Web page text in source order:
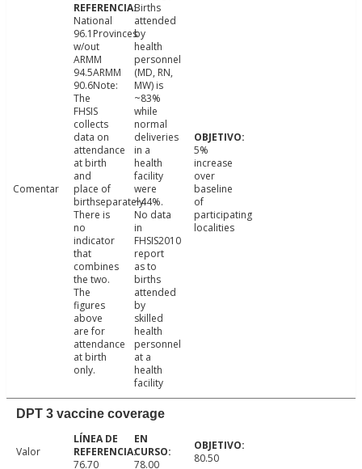
Comentar
National
96.1Provinces
w/out
ARMM
94.5ARMM
90.6Note:
The
FHSIS
collects
data on
attendance
at birth
and
place of
birthseparately.
There is
no
indicator
that
combines
the two.
The
figures
above
are for
attendance
at birth
only.
Births
attended
by
health
personnel
(MD, RN,
MW) is
~83%
while
normal
deliveries
in a
health
facility
were
~44%.
No data
in
FHSIS2010
report
as to
births
attended
by
skilled
health
personnel
at a
health
facility
5%
increase
over
baseline
of
participating
localities
DPT 3 vaccine coverage
Valor
76.70
78.00 80.50